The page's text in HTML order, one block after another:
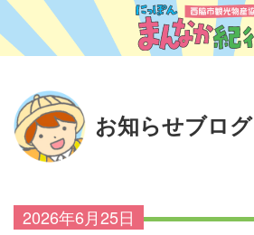
お知らせブログ
2026年6月25日